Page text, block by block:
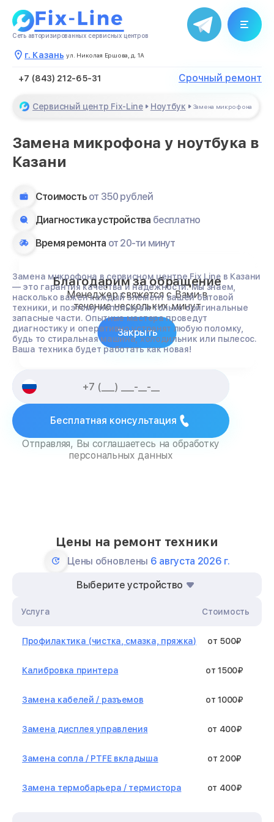
Сеть авторизированных сервисных центров
г. Казань ул. Николая Ершова, д. 1А
+7 (843) 212-65-31 Срочный ремонт
Сервисный центр Fix-Line Ноутбук Замена микрофона
Замена микрофона у ноутбука в
Казани
Стоимость от 350 рублей
Диагностика устройства бесплатно
Время ремонта от 20-ти минут
Замена микрофона в сервисном центре Fix Line в Казани
— это гарантия качества и надежности. Мы знаем,
насколько важен каждый элемент вашей бытовой
техники, и поэтому используем только оригинальные
запасные части. Опытные мастера проведут
диагностику и оперативно устранят любую поломку,
будь то стиральная машина, холодильник или пылесос.
Ваша техника будет работать как новая!
Бесплатная консультация
Отправляя, Вы соглашаетесь на обработку
персональных данных
Цены на ремонт техники
Цены обновлены 6 августа 2026 г.
Выберите устройство
Услуга Стоимость
Профилактика (чистка, смазка, пряжка) от 500₽
Калибровка принтера от 1500₽
Замена кабелей / разъемов от 1000₽
Замена дисплея управления от 400₽
Замена сопла / PTFE вкладыша от 200₽
Замена термобарьера / термистора от 400₽
Благодарим за обращение
Менеджер свяжется с Вами в
течение нескольких минут
Закрыть